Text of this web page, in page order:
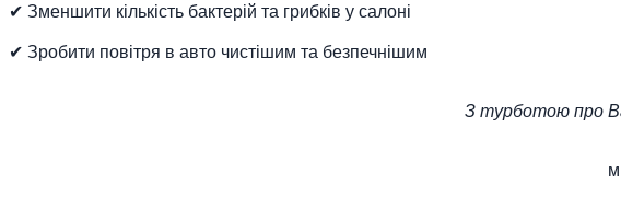
✔ Зменшити кількість бактерій та грибків у салоні
✔ Зробити повітря в авто чистішим та безпечнішим
З турботою про